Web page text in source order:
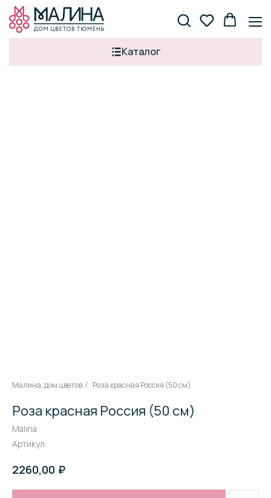
Каталог
Малина, дом цветов / Роза красная Россия (50 см)
Роза красная Россия (50 см)
Malina
Артикул:
2260,00 ₽